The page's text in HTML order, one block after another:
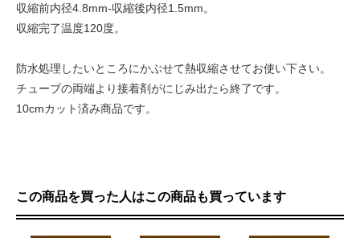
収縮前内径4.8mm-収縮後内径1.5mm。
収縮完了温度120度。
防水処理したいところにかぶせて熱収縮させてお使い下さい。
チューブの両端より接着剤がにじみ出たら終了です。
10cmカット済み商品です。
この商品を買った人はこの商品も買っています